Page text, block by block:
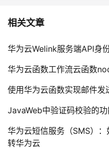
相关文章
华为云Welink服务端API身
华为云函数工作流云函数
使用华为云函数实现邮件发
JavaWeb中验证码校验的
华为云短信服务（SMS）
转华为云